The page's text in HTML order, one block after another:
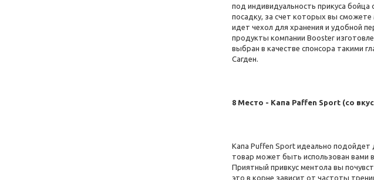
под индивидуальность прикуса
посадку, за счет которых вы сможете
идет чехол для хранения и удобной
продукты компании Booster
выбран в качестве спонсора такими
Сагден.
8 Место - Капа Paffen Sport (со
Капа Puffen Sport идеально подойдет
товар может быть использован вами
Приятный привкус ментола вы
это в корне зависит от частоты